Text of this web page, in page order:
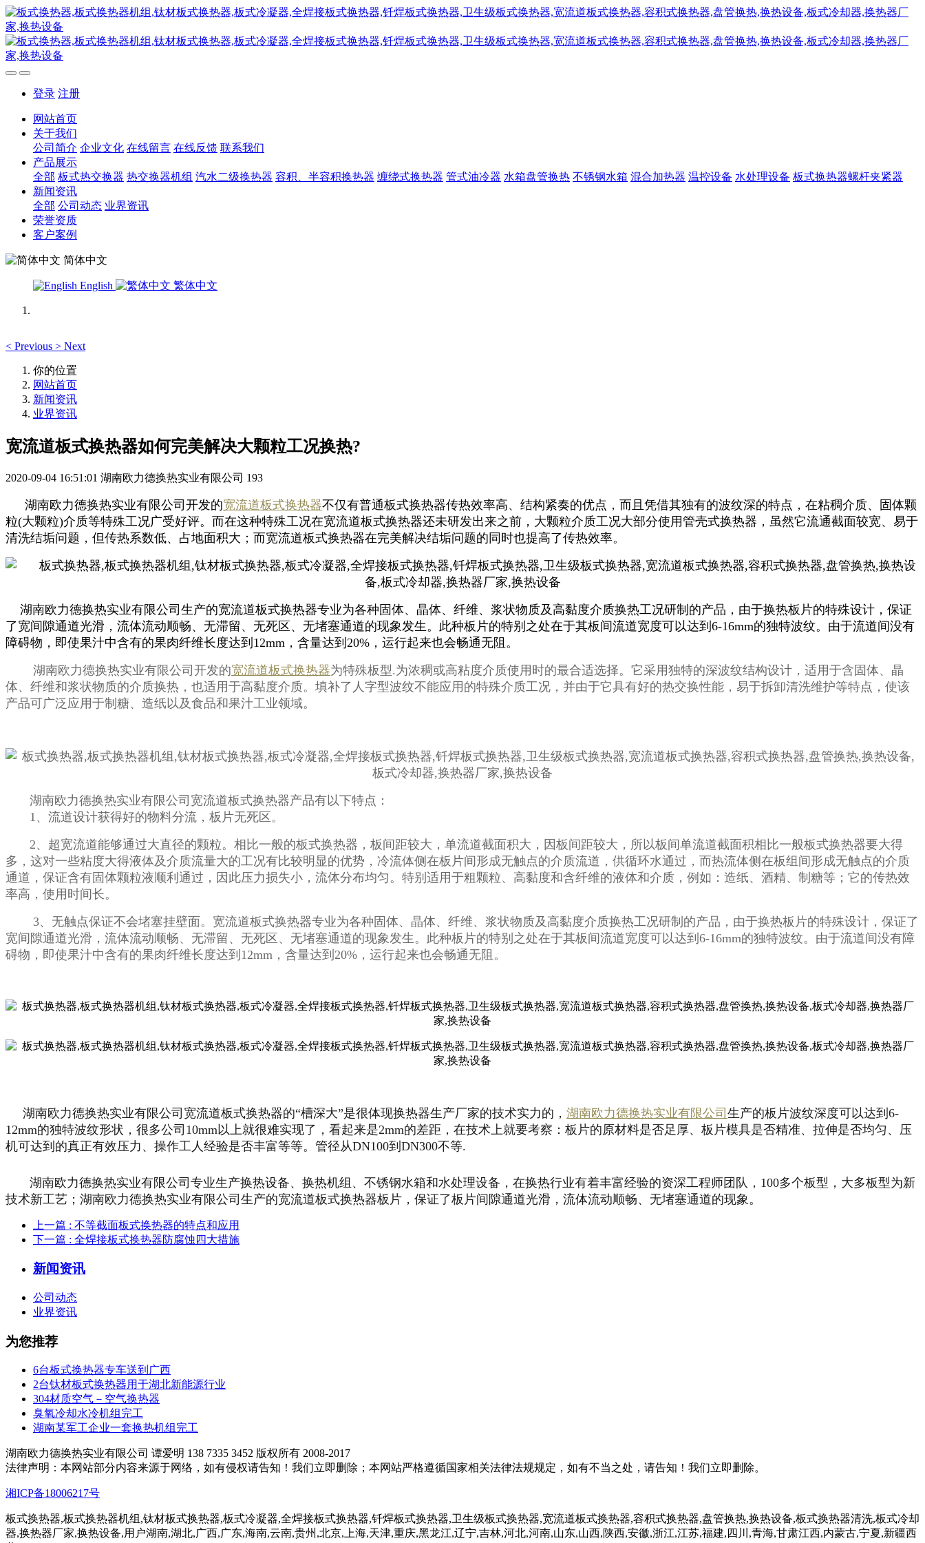
登录 注册
网站首页
关于我们
公司简介 企业文化 在线留言 在线反馈 联系我们
产品展示
全部 板式热交换器 热交换器机组 汽水二级换热器 容积、半容积换热器 缠绕式换热器 管式油冷器 水箱盘管换热 不锈钢水箱 混合加热器 温控设备 水处理设备 板式换热器螺杆夹紧器
新闻资讯
全部 公司动态 业界资讯
荣誉资质
客户案例
简体中文
English 繁体中文
< Previous > Next
你的位置
网站首页
新闻资讯
业界资讯
宽流道板式换热器如何完美解决大颗粒工况换热?
2020-09-04 16:51:01 湖南欧力德换热实业有限公司 193
湖南欧力德换热实业有限公司开发的宽流道板式换热器不仅有普通板式换热器传热效率高、结构紧奏的优点，而且凭借其独有的波纹深的特点，在粘稠介质、固体颗
粒(大颗粒)介质等特殊工况广受好评。而在这种特殊工况在宽流道板式换热器还未研发出来之前，大颗粒介质工况大部分使用管壳式换热器，虽然它流通截面较宽、易于
清洗结垢问题，但传热系数低、占地面积大；而宽流道板式换热器在完美解决结垢问题的同时也提高了传热效率。
湖南欧力德换热实业有限公司生产的宽流道板式换热器专业为各种固体、晶体、纤维、浆状物质及高黏度介质换热工况研制的产品，由于换热板片的特殊设计，保证
了宽间隙通道光滑，流体流动顺畅、无滞留、无死区、无堵塞通道的现象发生。此种板片的特别之处在于其板间流道宽度可以达到6-16mm的独特波纹。 由于流道间没有
障碍物，即使果汁中含有的果肉纤维长度达到12mm，含量达到20%，运行起来也会畅通无阻。
湖南欧力德换热实业有限公司开发的宽流道板式换热器为特殊板型.为浓稠或高粘度介质使用时的最合适选择。它采用独特的深波纹结构设计，适用于含固体、晶
体、纤维和浆状物质的介质换热，也适用于高黏度介质。填补了人字型波纹不能应用的特殊介质工况，并由于它具有好的热交换性能，易于拆卸清洗维护等特点，使该
产品可广泛应用于制糖、造纸以及食品和果汁工业领域。
湖南欧力德换热实业有限公司宽流道板式换热器产品有以下特点：
1、流道设计获得好的物料分流，板片无死区。
2、超宽流道能够通过大直径的颗粒。相比一般的板式换热器，板间距较大，单流道截面积大，因板间距较大，所以板间单流道截面积相比一般板式换热器要大得
多，这对一些粘度大得液体及介质流量大的工况有比较明显的优势，冷流体侧在板片间形成无触点的介质流道，供循环水通过，而热流体侧在板组间形成无触点的介质
通道，保证含有固体颗粒液顺利通过，因此压力损失小，流体分布均匀。特别适用于粗颗粒、高黏度和含纤维的液体和介质，例如：造纸、酒精、制糖等；它的传热效
率高，使用时间长。
3、 无触点保证不会堵塞挂壁面。 宽流道板式换热器专业为各种固体、晶体、纤维、浆状物质及高黏度介质换热工况研制的产品，由于换热板片的特殊设计，保证了
宽间隙通道光滑，流体流动顺畅、无滞留、无死区、无堵塞通道的现象发生。此种板片的特别之处在于其板间流道宽度可以达到6-16mm的独特波纹。 由于流道间没有障
碍物，即使果汁中含有的果肉纤维长度达到12mm，含量达到20%，运行起来也会畅通无阻。
湖南欧力德换热实业有限公司宽流道板式换热器的“槽深大”是很体现换热器生产厂家的技术实力的， 湖南欧力德换热实业有限公司 生产的板片波纹深度可以达到6-
12mm的独特波纹形状，很多公司10mm以上就很难实现了，看起来是2mm的差距，在技术上就要考察：板片的原材料是否足厚、板片模具是否精准、拉伸是否均匀、压
机可达到的真正有效压力、操作工人经验是否丰富等等。管径从DN100到DN300不等.
湖南欧力德换热实业有限公司专业生产换热设备、换热机组、不锈钢水箱和水处理设备，在换热行业有着丰富经验的资深工程师团队，100多个板型，大多板型为新
技术新工艺；湖南欧力德换热实业有限公司生产的宽流道板式换热器板片，保证了板片间隙通道光滑，流体流动顺畅、无堵塞通道的现象。
上一篇 : 不等截面板式换热器的特点和应用
下一篇 : 全焊接板式换热器防腐蚀四大措施
新闻资讯
公司动态
业界资讯
为您推荐
6台板式换热器专车送到广西
2台钛材板式换热器用于湖北新能源行业
304材质空气－空气换热器
臭氧冷却水冷机组完工
湖南某军工企业一套换热机组完工
湖南欧力德换热实业有限公司 谭爱明 138 7335 3452 版权所有 2008-2017
法律声明：本网站部分内容来源于网络，如有侵权请告知！我们立即删除；本网站严格遵循国家相关法律法规规定，如有不当之处，请告知！我们立即删除。
湘ICP备18006217号
板式换热器,板式换热器机组,钛材板式换热器,板式冷凝器,全焊接板式换热器,钎焊板式换热器,卫生级板式换热器,宽流道板式换热器,容积式换热器,盘管换热,换热设备,板式换热器清洗,板式冷却
器,换热器厂家,换热设备,用户湖南,湖北,广西,广东,海南,云南,贵州,北京,上海,天津,重庆,黑龙江,辽宁,吉林,河北,河南,山东,山西,陕西,安徽,浙江,江苏,福建,四川,青海,甘肃江西,内蒙古,宁夏,新疆西